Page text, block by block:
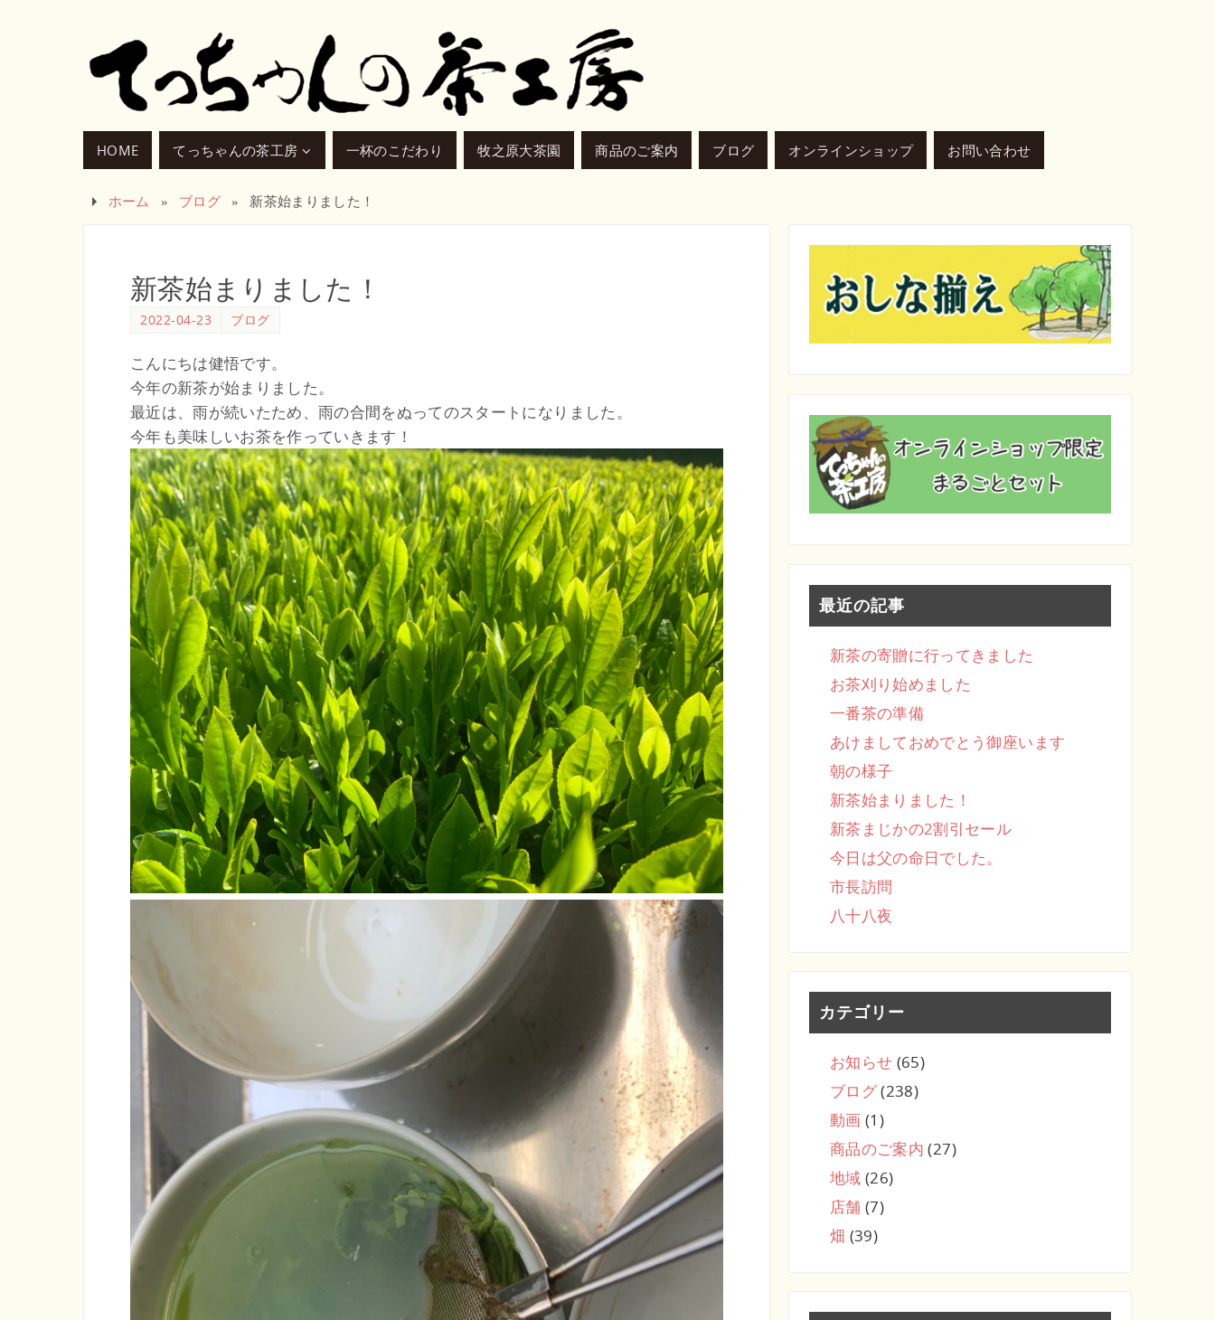
HOME てっちゃんの茶工房 一杯のこだわり 牧之原大茶園 商品のご案内 ブログ オンラインショップ お問い合わせ
ホーム » ブログ » 新茶始まりました！
新茶始まりました！
2022-04-23 ブログ
こんにちは健悟です。
今年の新茶が始まりました。
最近は、雨が続いたため、雨の合間をぬってのスタートになりました。
今年も美味しいお茶を作っていきます！
最近の記事
新茶の寄贈に行ってきました
お茶刈り始めました
一番茶の準備
あけましておめでとう御座います
朝の様子
新茶始まりました！
新茶まじかの2割引セール
今日は父の命日でした。
市長訪問
八十八夜
カテゴリー
お知らせ (65)
ブログ(238)
動画 (1)
商品のご案内 (27)
地域 (26)
店舗 (7)
畑 (39)